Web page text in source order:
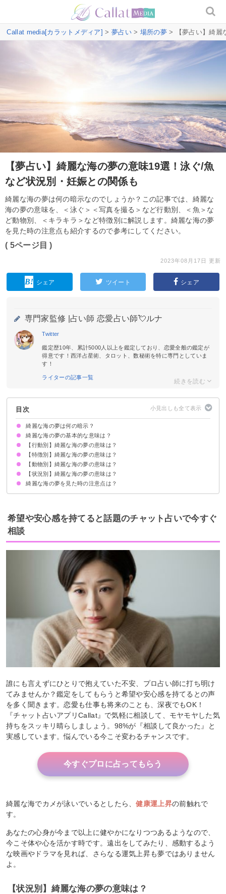
Callat media[カラットメディア] > 夢占い> 場所の夢> 【夢占い】綺麗
【夢占い】綺麗な海の夢の意味19選！泳ぐ/魚
など状況別・妊娠との関係も
綺麗な海の夢は何の暗示なのでしょうか？この記事では、綺麗な
海の夢の意味を、＜泳ぐ＞＜写真を撮る＞など行動別、＜魚＞な
ど動物別、＜キラキラ＞など特徴別に解説します。綺麗な海の夢
を見た時の注意点も紹介するので参考にしてください。
( 5ページ目 )
2023年08月17日 更新
シェア ツイート シェア
専門家監修 | 占い師 恋愛占い師💘ルナ
Twitter
鑑定歴10年、累計5000人以上を鑑定しており、恋愛全般の鑑定が
得意です！西洋占星術、タロット、数秘術を特に専門としていま
す！
ライターの記事一覧
目次
綺麗な海の夢は何の暗示？
綺麗な海の夢の基本的な意味は？
①安定した精神状態である暗示
②運気上昇の暗示
状況によって意味が決まる
【行動別】綺麗な海の夢の意味は？
綺麗な海で泳ぐ夢【吉夢】
綺麗な海の写真を撮る夢【吉夢】
綺麗な海を見下ろす夢【警告夢】
綺麗な海で釣りをする夢【吉夢】
綺麗な海でサーフィンをする夢【吉夢】
綺麗な海に浮かぶ夢【警告夢】
綺麗な海に飛び込む夢【吉夢】
【特徴別】綺麗な海の夢の意味は？
綺麗なエメラルドグリーンの海の夢【吉夢】
キラキラ輝く綺麗な海の夢【吉夢】
青く綺麗な海の夢【吉夢】
満潮時の綺麗な海の夢【吉夢】
【動物別】綺麗な海の夢の意味は？
綺麗な海に魚がいる夢【吉夢】
綺麗な海にイルカがいる夢【吉夢】
綺麗な海にサメがいる夢【警告夢】
綺麗な海にカメがいる夢【吉夢】
【状況別】綺麗な海の夢の意味は？
綺麗な海の砂浜にいる夢【吉夢】
綺麗な海で溺れる夢【警告夢】
綺麗な海で助けられる夢【警告夢】
綺麗な海を進む船に乗っている夢【吉夢】
綺麗な海の夢を見た時の注意点は？
吉夢なら人に話さない
希望や安心感を持てると話題のチャット占いで今すぐ
相談
誰にも言えずにひとりで抱えていた不安、プロ占い師に打ち明け
てみませんか？鑑定をしてもらうと希望や安心感を持てるとの声
を多く聞きます。恋愛も仕事も将来のことも、深夜でもOK！
『チャット占いアプリCallat』で気軽に相談して、モヤモヤした気
持ちをスッキリ晴らしましょう。98%が『相談して良かった』と
実感しています。悩んでいる今こそ変わるチャンスです。
今すぐプロに占ってもらう
綺麗な海でカメが泳いでいるとしたら、健康運上昇の前触れで
す。
あなたの心身が今まで以上に健やかになりつつあるようなので、
今こそ体や心を活かす時です。遠出をしてみたり、感動するよう
な映画やドラマを見れば、さらなる運気上昇も夢ではありません
よ。
【状況別】綺麗な海の夢の意味は？